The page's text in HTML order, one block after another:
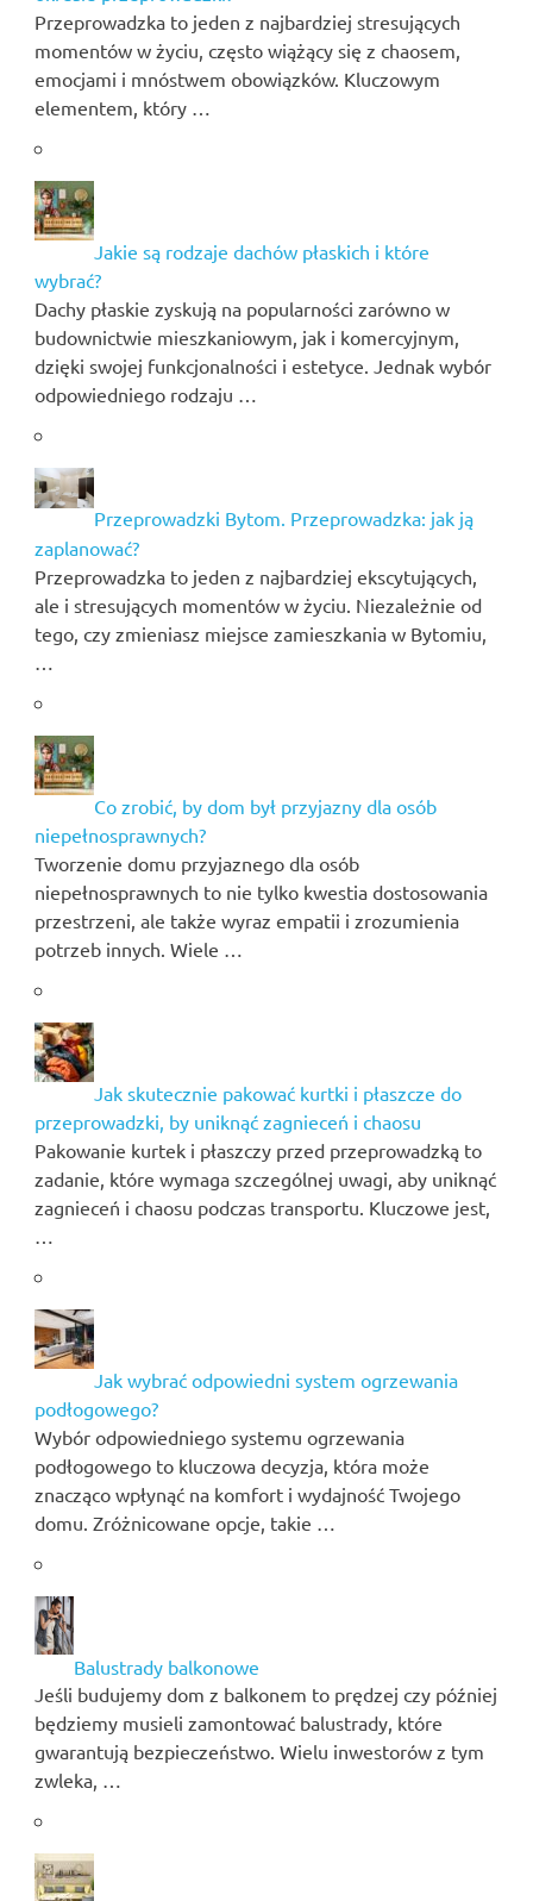
Przeprowadzka to jeden z najbardziej stresujących
momentów w życiu, często wiążący się z chaosem,
emocjami i mnóstwem obowiązków. Kluczowym
elementem, który …
Jakie są rodzaje dachów płaskich i które
wybrać?
Dachy płaskie zyskują na popularności zarówno w
budownictwie mieszkaniowym, jak i komercyjnym,
dzięki swojej funkcjonalności i estetyce. Jednak wybór
odpowiedniego rodzaju …
Przeprowadzki Bytom. Przeprowadzka: jak ją
zaplanować?
Przeprowadzka to jeden z najbardziej ekscytujących,
ale i stresujących momentów w życiu. Niezależnie od
tego, czy zmieniasz miejsce zamieszkania w Bytomiu,
Co zrobić, by dom był przyjazny dla osób
niepełnosprawnych?
Tworzenie domu przyjaznego dla osób
niepełnosprawnych to nie tylko kwestia dostosowania
przestrzeni, ale także wyraz empatii i zrozumienia
potrzeb innych. Wiele …
Jak skutecznie pakować kurtki i płaszcze do
przeprowadzki, by uniknąć zagnieceń i chaosu
Pakowanie kurtek i płaszczy przed przeprowadzką to
zadanie, które wymaga szczególnej uwagi, aby uniknąć
zagnieceń i chaosu podczas transportu. Kluczowe jest,
Jak wybrać odpowiedni system ogrzewania
podłogowego?
Wybór odpowiedniego systemu ogrzewania
podłogowego to kluczowa decyzja, która może
znacząco wpłynąć na komfort i wydajność Twojego
domu. Zróżnicowane opcje, takie …
Balustrady balkonowe
Jeśli budujemy dom z balkonem to prędzej czy później
będziemy musieli zamontować balustrady, które
gwarantują bezpieczeństwo. Wielu inwestorów z tym
zwleka, …